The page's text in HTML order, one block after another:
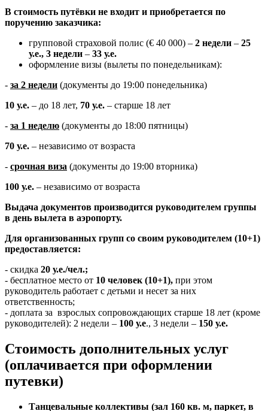
В стоимость путёвки не входит и приобретается по
поручению заказчика:
групповой страховой полис (€ 40 000) – 2 недели – 25
у.е., 3 недели – 33 у.е.
оформление визы (вылеты по понедельникам):
- за 2 недели (документы до 19:00 понедельника)
10 у.е. – до 18 лет, 70 у.е. – старше 18 лет
- за 1 неделю (документы до 18:00 пятницы)
70 у.е. – независимо от возраста
- срочная виза (документы до 19:00 вторника)
100 у.е. – независимо от возраста
Выдача документов производится руководителем группы
в день вылета в аэропорту.
Для организованных групп со своим руководителем (10+1)
предоставляется:
- скидка 20 у.е./чел.;
- бесплатное место от 10 человек (10+1), при этом
руководитель работает с детьми и несет за них
ответственность;
- доплата за взрослых сопровождающих старше 18 лет (кроме
руководителей): 2 недели – 100 у.е., 3 недели – 150 у.е.
Стоимость дополнительных услуг
(оплачивается при оформлении
путевки)
Танцевальные коллективы (зал 160 кв. м, паркет, в